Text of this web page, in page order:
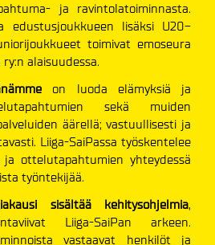
ja ravintolatoiminnasta.
edustusjoukkueen lisäksi U20-
toimivat emoseura
alaisuudessa.
on luoda elämyksiä ja
sekä muiden
äärellä; vastuullisesti ja
Liiga-SaiPassa työskentelee
ottelutapahtumien yhteydessä
työntekijää.
sisältää kehitysohjelmia,
Liiga-SaiPan arkeen.
vastaavat henkilöt ja